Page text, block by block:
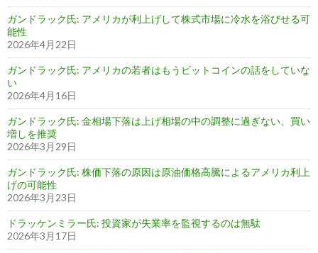
ガンドラック氏: アメリカが利上げして株式市場に冷水を浴びせる可
能性
2026年4月22日
ガンドラック氏: アメリカの若者はもうビットコインの話をしていな
い
2026年4月16日
ガンドラック氏: 金相場下落は上げ相場の中の調整に過ぎない、買い
増しを推奨
2026年3月29日
ガンドラック氏: 株価下落の原因は原油価格高騰によるアメリカ利上
げの可能性
2026年3月23日
ドラッケンミラー氏: 投資家が失業率を監視するのは無駄
2026年3月17日